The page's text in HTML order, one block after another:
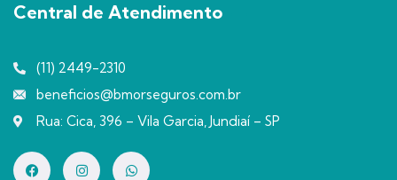
Central de Atendimento
(11) 2449-2310
beneficios@bmorseguros.com.br
Rua: Cica, 396 – Vila Garcia, Jundiaí – SP